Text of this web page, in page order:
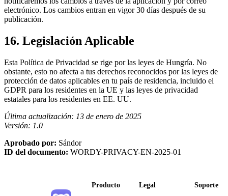
electrónico. Los cambios entran en vigor 30 días después de su
publicación.
16. Legislación Aplicable
Esta Política de Privacidad se rige por las leyes de Hungría. No
obstante, esto no afecta a tus derechos reconocidos por las leyes de
protección de datos aplicables en tu país de residencia, incluido el
GDPR para los residentes en la UE y las leyes de privacidad
estatales para los residentes en EE. UU.
Última actualización: 13 de enero de 2025
Versión: 1.0
Aprobado por: Sándor
ID del documento: WORDY-PRIVACY-EN-2025-01
Producto
Legal
Soporte